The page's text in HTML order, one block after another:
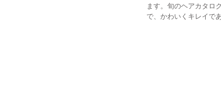
ます。旬のヘアカタロ
で、かわいくキレイで